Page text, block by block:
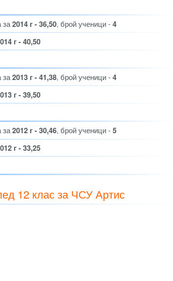
за2014 г - 36,50, брой ученици -4
г - 40,50
за2013 г - 41,38, брой ученици -4
г - 39,50
за2012 г - 30,46, брой ученици -5
г - 33,25
12 клас за ЧСУ Артис